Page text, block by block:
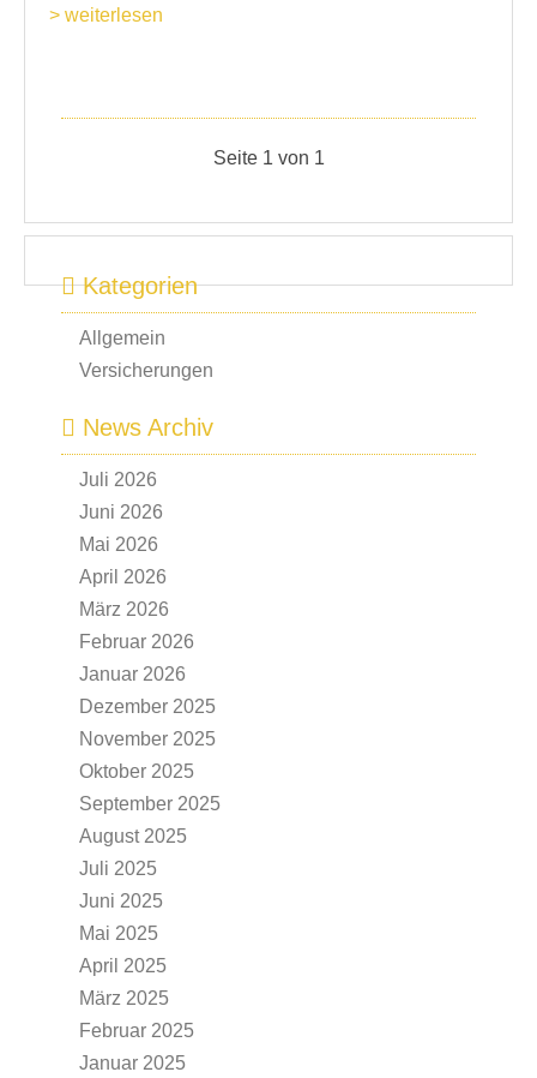
> weiterlesen
Seite 1 von 1
Kategorien
Allgemein
Versicherungen
News Archiv
Juli 2026
Juni 2026
Mai 2026
April 2026
März 2026
Februar 2026
Januar 2026
Dezember 2025
November 2025
Oktober 2025
September 2025
August 2025
Juli 2025
Juni 2025
Mai 2025
April 2025
März 2025
Februar 2025
Januar 2025